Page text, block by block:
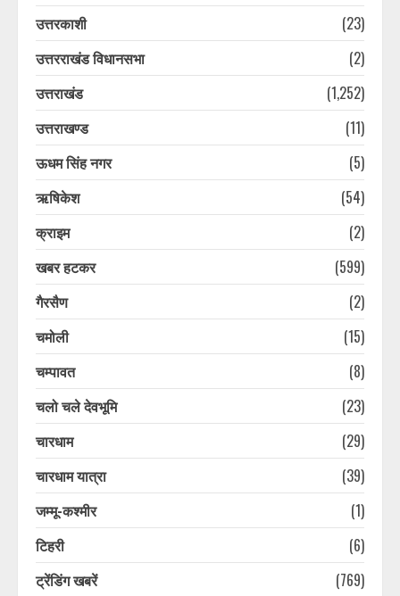
उत्तरकाशी
(23)
उत्तरराखंड विधानसभा
(2)
उत्तराखंड
(1,252)
उत्तराखण्ड
(11)
ऊधम सिंह नगर
(5)
ऋषिकेश
(54)
क्राइम
(2)
खबर हटकर
(599)
गैरसैण
(2)
चमोली
(15)
चम्पावत
(8)
चलो चले देवभूमि
(23)
चारधाम
(29)
चारधाम यात्रा
(39)
जम्मू-कश्मीर
(1)
टिहरी
(6)
ट्रेंडिंग खबरें
(769)